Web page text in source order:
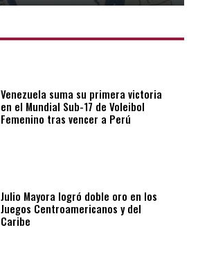
Venezuela suma su primera victoria
en el Mundial Sub-17 de Voleibol
Femenino tras vencer a Perú
Julio Mayora logró doble oro en los
Juegos Centroamericanos y del
Caribe